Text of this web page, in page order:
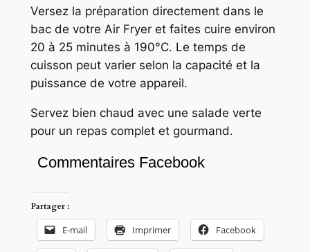
Versez la préparation directement dans le
bac de votre Air Fryer et faites cuire environ
20 à 25 minutes à 190°C. Le temps de
cuisson peut varier selon la capacité et la
puissance de votre appareil.
Servez bien chaud avec une salade verte
pour un repas complet et gourmand.
Commentaires Facebook
Partager :
E-mail Imprimer Facebook